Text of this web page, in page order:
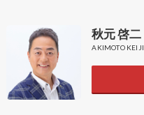
秋元 啓二
AKIMOTO KEIJI